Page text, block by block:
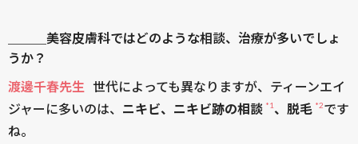
＿＿＿美容皮膚科ではどのような相談、治療が多いでしょ
うか？
渡邊千春先生 世代によっても異なりますが、ティーンエイ
ジャーに多いのは、 ニキビ、ニキビ跡の相談 *1、脱毛 *2です
ね。